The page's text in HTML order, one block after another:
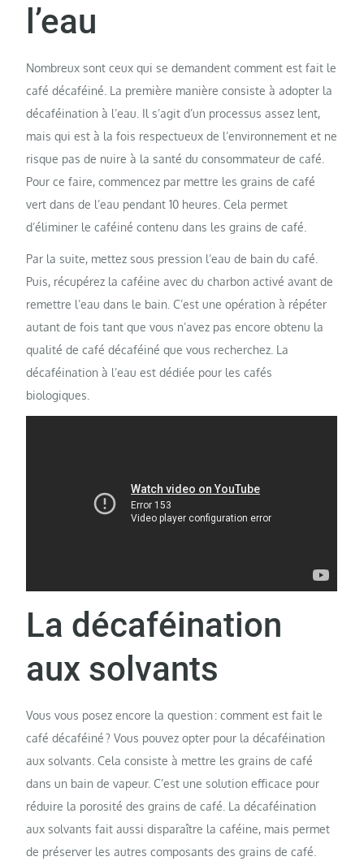
l’eau
Nombreux sont ceux qui se demandent comment est fait le
café décaféiné. La première manière consiste à adopter la
décaféination à l’eau. Il s’agit d’un processus assez lent,
mais qui est à la fois respectueux de l’environnement et ne
risque pas de nuire à la santé du consommateur de café.
Pour ce faire, commencez par mettre les grains de café
vert dans de l’eau pendant 10 heures. Cela permet
d’éliminer le caféiné contenu dans les grains de café.
Par la suite, mettez sous pression l’eau de bain du café.
Puis, récupérez la caféine avec du charbon activé avant de
remettre l’eau dans le bain. C’est une opération à répéter
autant de fois tant que vous n’avez pas encore obtenu la
qualité de café décaféiné que vous recherchez. La
décaféination à l’eau est dédiée pour les cafés
biologiques.
La décaféination
aux solvants
Vous vous posez encore la question : comment est fait le
café décaféiné ? Vous pouvez opter pour la décaféination
aux solvants. Cela consiste à mettre les grains de café
dans un bain de vapeur. C’est une solution efficace pour
réduire la porosité des grains de café. La décaféination
aux solvants fait aussi disparaître la caféine, mais permet
de préserver les autres composants des grains de café.